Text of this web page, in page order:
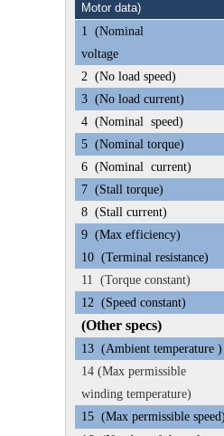
Motor data)
1(Nominal
voltage
2(No load speed)
3(No load current)
4(Nominal speed)
5(Nominal torque)
6(Nominal current)
7(Stall torque)
8(Stall current)
9(Max efficiency)
10(Terminal resistance)
11 (Torque constant)
12(Speed constant)
(Other specs)
13(Ambient temperature )
14 (Max permissible
winding temperature)
15(Max permissible speed)